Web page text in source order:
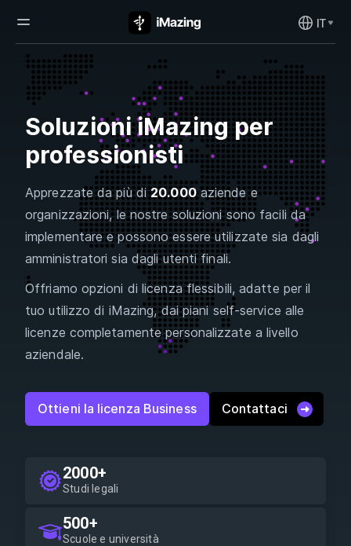
IT
Soluzioni iMazing per
professionisti
Apprezzate da più di20.000aziende e
organizzazioni, le nostre soluzioni sono facili da
implementare e possono essere utilizzate sia dagli
amministratori sia dagli utenti finali.
Offriamo opzioni di licenza flessibili, adatte per il
tuo utilizzo di iMazing, dai piani self-service alle
licenze completamente personalizzate a livello
aziendale.
Ottieni la licenza Business Contattaci
2000+
Studi legali
500+
Scuole e università